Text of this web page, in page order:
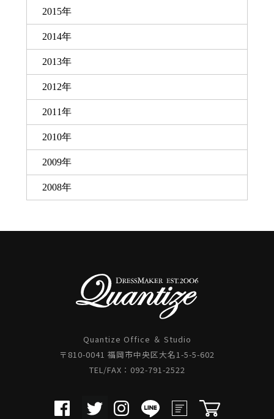
2015年
2014年
2013年
2012年
2011年
2010年
2009年
2008年
Quantize Office ＆ Studio
〒810-0041 福岡市中央区大名1-5-5-602
TEL/FAX：092-791-2522